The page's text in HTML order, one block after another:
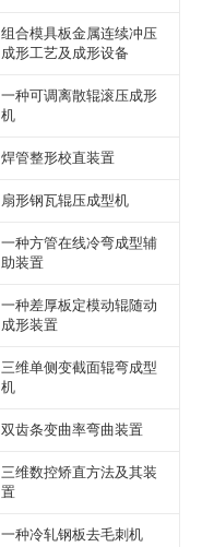
组合模具板金属连续冲压
成形工艺及成形设备
一种可调离散辊滚压成形
机
焊管整形校直装置
扇形钢瓦辊压成型机
一种方管在线冷弯成型辅
助装置
一种差厚板定模动辊随动
成形装置
三维单侧变截面辊弯成型
机
双齿条变曲率弯曲装置
三维数控矫直方法及其装
置
一种冷轧钢板去毛刺机